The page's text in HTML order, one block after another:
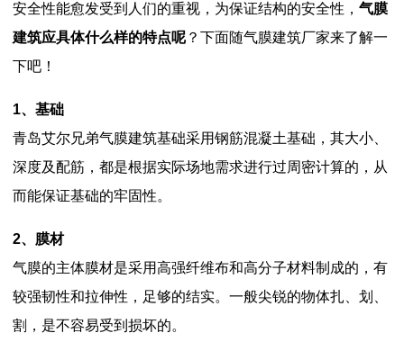
安全性能愈发受到人们的重视，为保证结构的安全性， 气膜
建筑应具体什么样的特点呢？下面随气膜建筑厂家来了解一
下吧！
1、基础
青岛艾尔兄弟气膜建筑基础采用钢筋混凝土基础，其大小、
深度及配筋，都是根据实际场地需求进行过周密计算的，从
而能保证基础的牢固性。
2、膜材
气膜的主体膜材是采用高强纤维布和高分子材料制成的，有
较强韧性和拉伸性，足够的结实。一般尖锐的物体扎、划、
割，是不容易受到损坏的。